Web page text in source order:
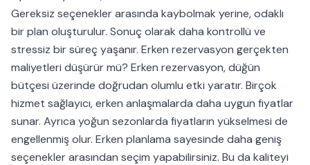
Gereksiz seçenekler arasında kaybolmak yerine, odaklı
bir plan oluşturulur. Sonuç olarak daha kontrollü ve
stressiz bir süreç yaşanır. Erken rezervasyon gerçekten
maliyetleri düşürür mü? Erken rezervasyon, düğün
bütçesi üzerinde doğrudan olumlu etki yaratır. Birçok
hizmet sağlayıcı, erken anlaşmalarda daha uygun fiyatlar
sunar. Ayrıca yoğun sezonlarda fiyatların yükselmesi de
engellenmiş olur. Erken planlama sayesinde daha geniş
seçenekler arasından seçim yapabilirsiniz. Bu da kaliteyi